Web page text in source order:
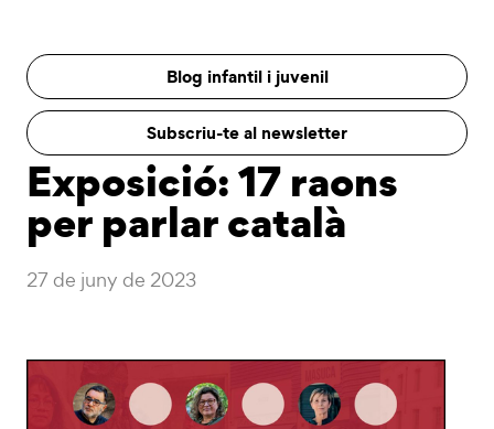
Blog infantil i juvenil
Subscriu-te al newsletter
Exposició: 17 raons
per parlar català
27 de juny de 2023